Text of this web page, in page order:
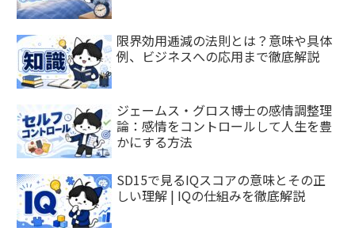
限界効用逓減の法則とは？意味や具体
例、ビジネスへの応用まで徹底解説
ジェームス・グロス博士の感情調整理
論：感情をコントロールして人生を豊
かにする方法
SD15で見るIQスコアの意味とその正
しい理解 | IQの仕組みを徹底解説